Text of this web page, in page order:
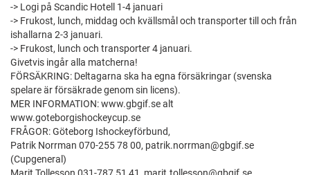
-> Logi på Scandic Hotell 1-4 januari
-> Frukost, lunch, middag och kvällsmål och transporter till och från
ishallarna 2-3 januari.
-> Frukost, lunch och transporter 4 januari.
Givetvis ingår alla matcherna!
FÖRSÄKRING: Deltagarna ska ha egna försäkringar (svenska
spelare är försäkrade genom sin licens).
MER INFORMATION: www.gbgif.se alt
www.goteborgishockeycup.se
FRÅGOR: Göteborg Ishockeyförbund,
Patrik Norrman 070-255 78 00, patrik.norrman@gbgif.se
(Cupgeneral)